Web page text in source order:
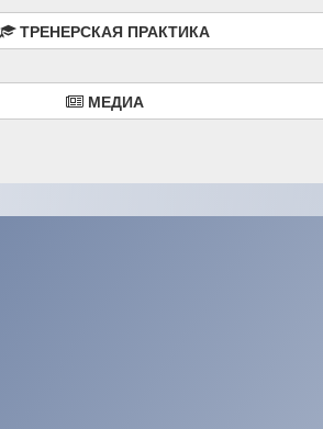
ТРЕНЕРСКАЯ ПРАКТИКА
МЕДИА